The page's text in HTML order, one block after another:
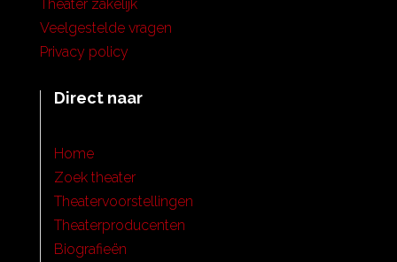
Theater zakelijk
Veelgestelde vragen
Privacy policy
Direct naar
Home
Zoek theater
Theatervoorstellingen
Theaterproducenten
Biografieën